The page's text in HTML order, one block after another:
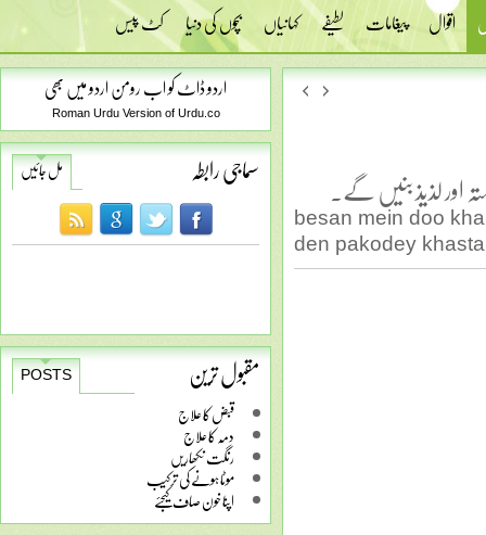
اقوال پیغامات لطیفے کہانیاں بچوں کی دنیا کٹ پیس
اردو ڈاٹ کو اب رومن اردو میں بھی
Roman Urdu Version of Urdu.co
سماجی رابطہ مل جائیں
مقبول ترین
POSTS
قبض کا علاج
دمہ کا علاج
رنگت نکھاریں
موٹا ہونے کی ترکیب
اپنا خون صاف کیجئے
اور لذیذ بنیں گے۔
besan mein doo
den pakodey